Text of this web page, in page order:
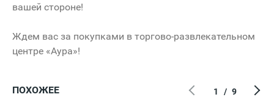
вашей стороне!
Ждем вас за покупками в торгово-развлекательном
центре «Аура»!
ПОХОЖЕЕ 1 / 9